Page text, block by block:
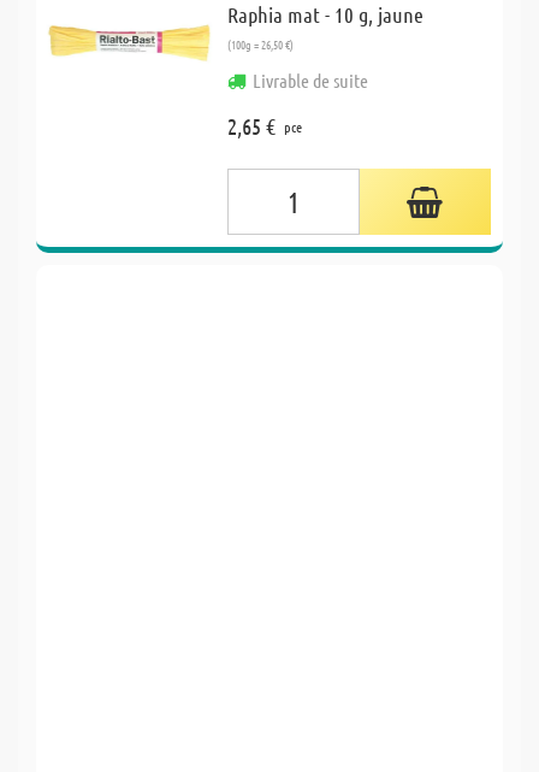
Raphia mat - 10 g, jaune
(100g = 26,50 €)
Livrable de suite
2,65 € pce